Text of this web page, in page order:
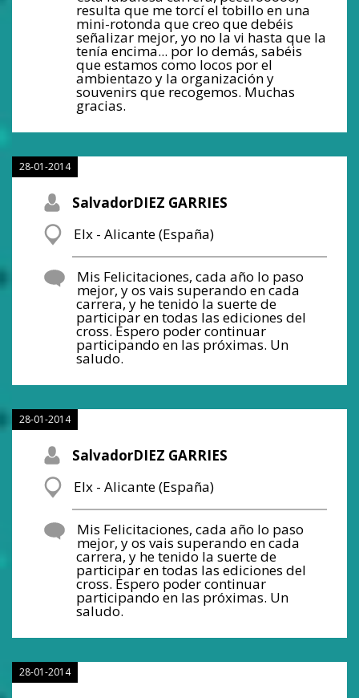
resulta que me torcí el tobillo en una
mini-rotonda que creo que debéis
señalizar mejor, yo no la vi hasta que la
tenía encima... por lo demás, sabéis
que estamos como locos por el
ambientazo y la organización y
souvenirs que recogemos. Muchas
gracias.
28-01-2014
SalvadorDIEZ GARRIES
Elx - Alicante (España)
Mis Felicitaciones, cada año lo paso
mejor, y os vais superando en cada
carrera, y he tenido la suerte de
participar en todas las ediciones del
cross. Espero poder continuar
participando en las próximas. Un
saludo.
28-01-2014
SalvadorDIEZ GARRIES
Elx - Alicante (España)
Mis Felicitaciones, cada año lo paso
mejor, y os vais superando en cada
carrera, y he tenido la suerte de
participar en todas las ediciones del
cross. Espero poder continuar
participando en las próximas. Un
saludo.
28-01-2014